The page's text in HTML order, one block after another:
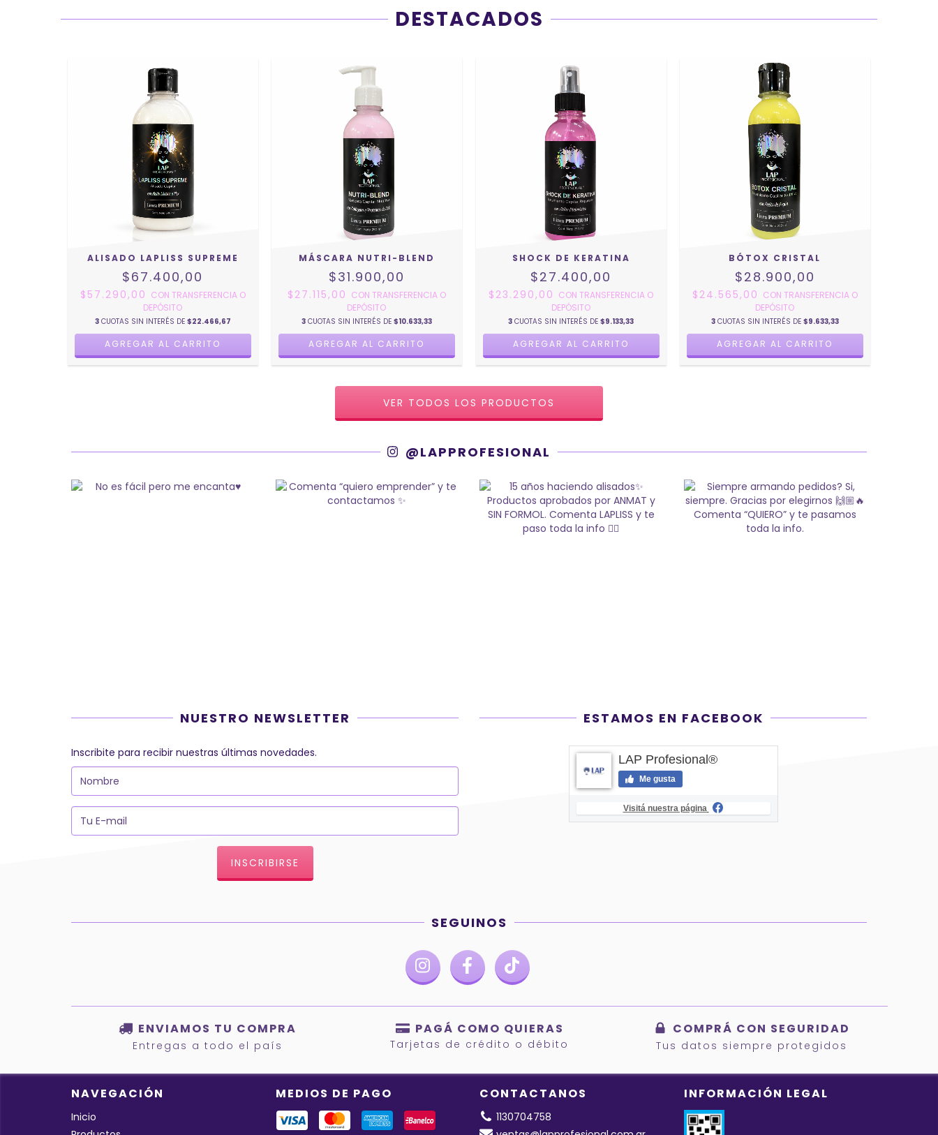
DESTACADOS
ALISADO LAPLISS SUPREME
$67.400,00
$57.290,00 CON TRANSFERENCIA O
DEPÓSITO
3 CUOTAS SIN INTERÉS DE $22.466,67
AGREGAR AL CARRITO
MÁSCARA NUTRI-BLEND
$31.900,00
$27.115,00 CON TRANSFERENCIA O
DEPÓSITO
3 CUOTAS SIN INTERÉS DE $10.633,33
AGREGAR AL CARRITO
SHOCK DE KERATINA
$27.400,00
$23.290,00 CON TRANSFERENCIA O
DEPÓSITO
3 CUOTAS SIN INTERÉS DE$9.133,33
AGREGAR AL CARRITO
BÓTOX CRISTAL
$28.900,00
$24.565,00 CON TRANSFERENCIA O
DEPÓSITO
3 CUOTAS SIN INTERÉS DE $9.633,33
AGREGAR AL CARRITO
VER TODOS LOS PRODUCTOS
@LAPPROFESIONAL
NUESTRO NEWSLETTER
Inscribite para recibir nuestras últimas novedades.
ESTAMOS EN FACEBOOK
LAP Profesional®
Me gusta
Visitá nuestra página
SEGUINOS
ENVIAMOS TU COMPRA
Entregas a todo el país
PAGÁ COMO QUIERAS
Tarjetas de crédito o débito
COMPRÁ CON SEGURIDAD
Tus datos siempre protegidos
NAVEGACIÓN
Inicio
MEDIOS DE PAGO CONTACTANOS
1130704758
INFORMACIÓN LEGAL